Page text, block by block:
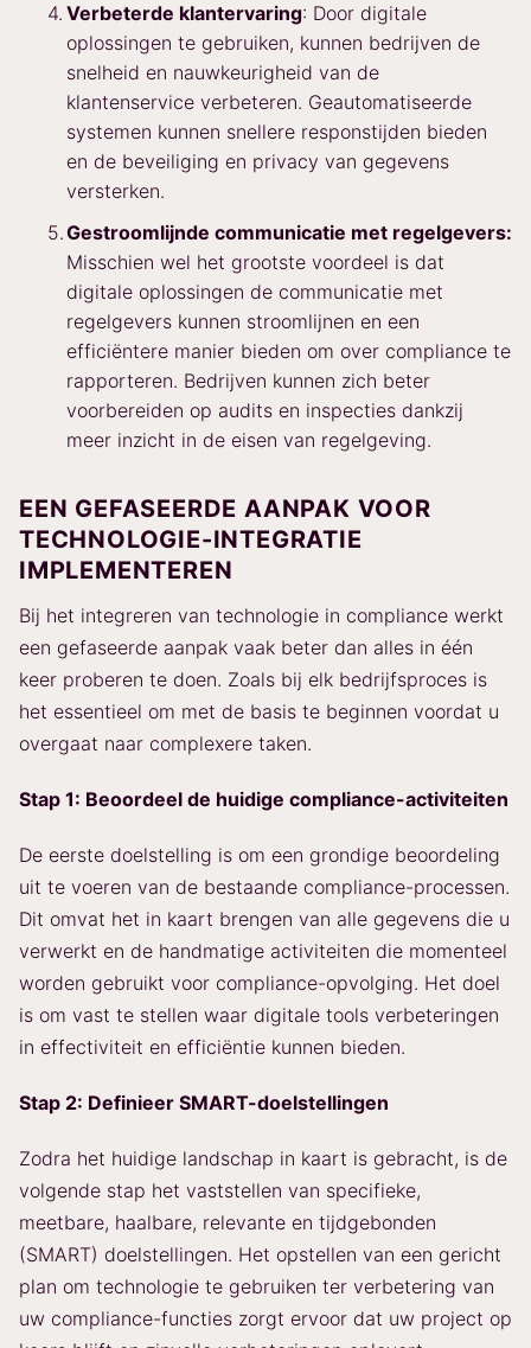
Verbeterde klantervaring: Door digitale
oplossingen te gebruiken, kunnen bedrijven de
snelheid en nauwkeurigheid van de
klantenservice verbeteren. Geautomatiseerde
systemen kunnen snellere responstijden bieden
en de beveiliging en privacy van gegevens
versterken.
Gestroomlijnde communicatie met regelgevers:
Misschien wel het grootste voordeel is dat
digitale oplossingen de communicatie met
regelgevers kunnen stroomlijnen en een
efficiëntere manier bieden om over compliance te
rapporteren. Bedrijven kunnen zich beter
voorbereiden op audits en inspecties dankzij
meer inzicht in de eisen van regelgeving.
EEN GEFASEERDE AANPAK VOOR
TECHNOLOGIE-INTEGRATIE
IMPLEMENTEREN
Bij het integreren van technologie in compliance werkt
een gefaseerde aanpak vaak beter dan alles in één
keer proberen te doen. Zoals bij elk bedrijfsproces is
het essentieel om met de basis te beginnen voordat u
overgaat naar complexere taken.
Stap 1: Beoordeel de huidige compliance-activiteiten
De eerste doelstelling is om een grondige beoordeling
uit te voeren van de bestaande compliance-processen.
Dit omvat het in kaart brengen van alle gegevens die u
verwerkt en de handmatige activiteiten die momenteel
worden gebruikt voor compliance-opvolging. Het doel
is om vast te stellen waar digitale tools verbeteringen
in effectiviteit en efficiëntie kunnen bieden.
Stap 2: Definieer SMART-doelstellingen
Zodra het huidige landschap in kaart is gebracht, is de
volgende stap het vaststellen van specifieke,
meetbare, haalbare, relevante en tijdgebonden
(SMART) doelstellingen. Het opstellen van een gericht
plan om technologie te gebruiken ter verbetering van
uw compliance-functies zorgt ervoor dat uw project op